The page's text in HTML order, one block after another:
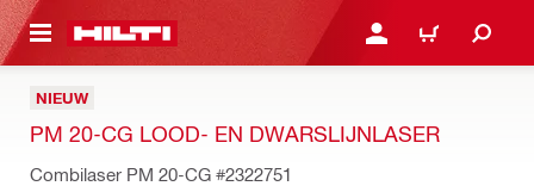
HOOFDINHOUD LOG IN OF REGISTREER
WINKELWAGEN
NIEUW
PM 20-CG LOOD- EN DWARSLIJNLASER
Combilaser PM 20-CG #2322751